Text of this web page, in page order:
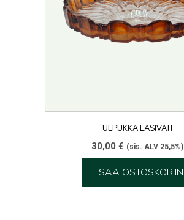
ULPUKKA LASIVATI
30,00 € (sis. ALV 25,5%)
LISÄÄ OSTOSKORIIN